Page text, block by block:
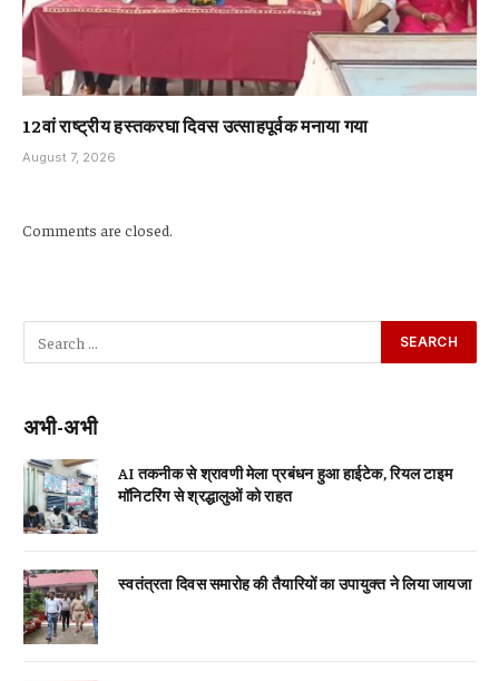
12वां राष्ट्रीय हस्तकरघा दिवस उत्साहपूर्वक मनाया गया
August 7, 2026
Comments are closed.
अभी-अभी
AI तकनीक से श्रावणी मेला प्रबंधन हुआ हाईटेक, रियल टाइम
मॉनिटरिंग से श्रद्धालुओं को राहत
स्वतंत्रता दिवस समारोह की तैयारियों का उपायुक्त ने लिया जायजा